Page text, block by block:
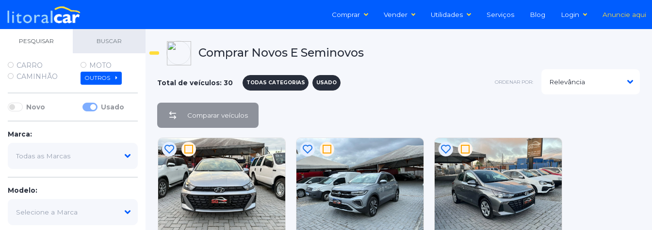
Comprar Vender Utilidades Serviços Blog Login Anuncie aqui
PESQUISAR BUSCAR
CARRO
MOTO
CAMINHÃO
OUTROS
Novo Usado
Marca:
Modelo:
Comprar Novos E Seminovos
Total de veículos: 30 TODAS CATEGORIAS USADO ORDENAR POR:
Comparar veículos